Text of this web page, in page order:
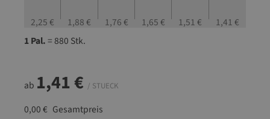
2,25 € 1,88 € 1,76 € 1,65 € 1,51 €
1,41 €
1 Pal.= 880 Stk.
ab 1,41 € / STUECK
0,00 € Gesamtpreis